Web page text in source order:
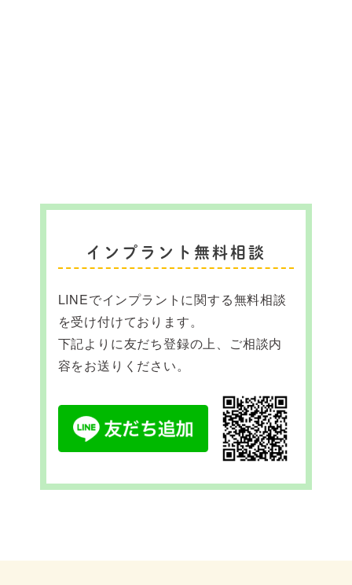
インプラント無料相談
LINEでインプラントに関する無料相談
を受け付けております。
下記よりに友だち登録の上、ご相談内
容をお送りください。